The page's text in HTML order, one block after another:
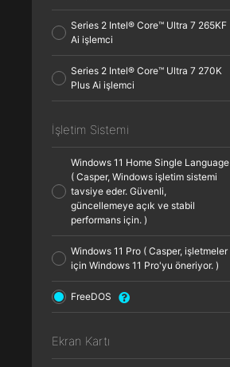
Series 2 Intel® Core™ Ultra 7 265KF
Ai işlemci
Series 2 Intel® Core™ Ultra 7 270K
Plus Ai işlemci
İşletim Sistemi
Windows 11 Home Single Language
( Casper, Windows işletim sistemi
tavsiye eder. Güvenli,
güncellemeye açık ve stabil
performans için. )
Windows 11 Pro ( Casper, işletmeler
için Windows 11 Pro'yu öneriyor. )
FreeDOS
Ekran Kartı